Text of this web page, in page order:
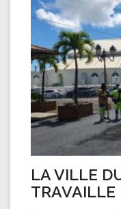
LA VILLE
TRAVAILLE